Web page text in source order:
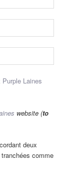
Purple Laines
website (to
deux
comme